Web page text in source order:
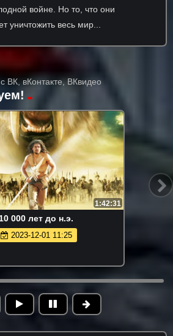
войне. Но то, что они
уничтожить весь мир...
ВК, вКонтакте, ВКвидео
1:42:31
000 лет до н.э.
2023-12-01 11:25